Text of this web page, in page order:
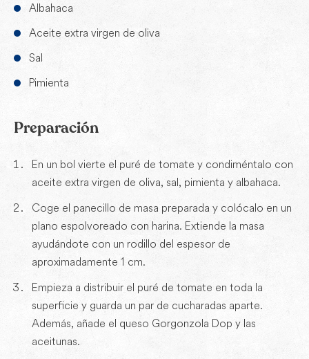
Albahaca
Aceite extra virgen de oliva
Sal
Pimienta
Preparación
En un bol vierte el puré de tomate y condiméntalo con
aceite extra virgen de oliva, sal, pimienta y albahaca.
Coge el panecillo de masa preparada y colócalo en un
plano espolvoreado con harina. Extiende la masa
ayudándote con un rodillo del espesor de
aproximadamente 1 cm.
Empieza a distribuir el puré de tomate en toda la
superficie y guarda un par de cucharadas aparte.
Además, añade el queso Gorgonzola Dop y las
aceitunas.